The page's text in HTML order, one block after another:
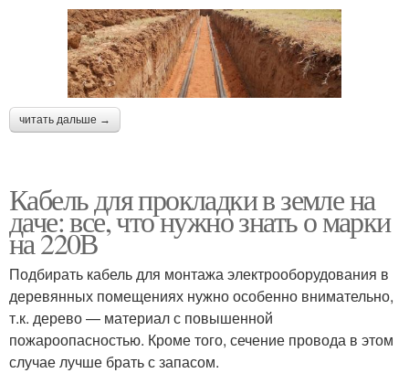
читать дальше →
Кабель для прокладки в земле на
даче: все, что нужно знать о марки
на 220В
Подбирать кабель для монтажа электрооборудования в
деревянных помещениях нужно особенно внимательно,
т.к. дерево — материал с повышенной
пожароопасностью. Кроме того, сечение провода в этом
случае лучше брать с запасом.